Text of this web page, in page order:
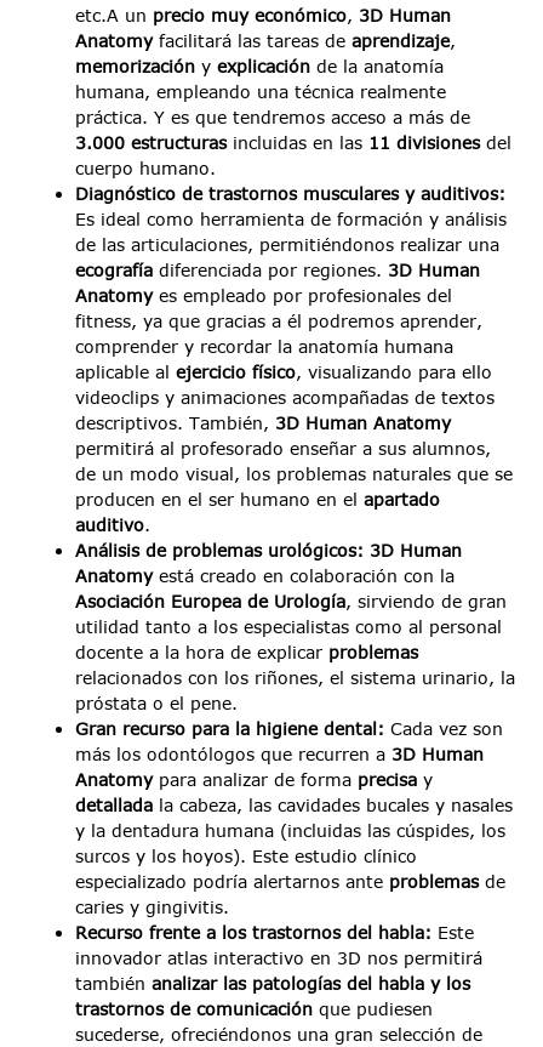
etc.A un precio muy económico, 3D Human
Anatomyfacilitará las tareas deaprendizaje,
memorización yexplicación de la anatomía
humana, empleando una técnica realmente
práctica. Y es que tendremos acceso a más de
3.000 estructurasincluidas en las 11 divisionesdel
cuerpo humano.
Diagnóstico de trastornos musculares y auditivos:
Es ideal como herramienta de formación y análisis
de las articulaciones, permitiéndonos realizar una
ecografía diferenciada por regiones. 3D Human
Anatomyes empleado por profesionales del
fitness, ya que gracias a él podremos aprender,
comprender y recordar la anatomía humana
aplicable alejercicio físico, visualizando para ello
videoclips y animaciones acompañadas de textos
descriptivos. También, 3D Human Anatomy
permitirá al profesorado enseñar a sus alumnos,
de un modo visual, los problemas naturales que se
producen en el ser humano en elapartado
auditivo.
Análisis de problemas urológicos: 3D Human
Anatomyestá creado en colaboración con la
Asociación Europea de Urología, sirviendo de gran
utilidad tanto a los especialistas como al personal
docente a la hora de explicar problemas
relacionados con los riñones, el sistema urinario, la
próstata o el pene.
Gran recurso para la higiene dental:Cada vez son
más los odontólogos que recurren a 3D Human
Anatomy para analizar de forma precisa y
detallada la cabeza, las cavidades bucales y nasales
y la dentadura humana (incluidas las cúspides, los
surcos y los hoyos). Este estudio clínico
especializado podría alertarnos ante problemasde
caries y gingivitis.
Recurso frente a los trastornos del habla: Este
innovador atlas interactivo en 3D nos permitirá
tambiénanalizar las patologías del habla y los
trastornos de comunicación que pudiesen
sucederse, ofreciéndonos una gran selección de